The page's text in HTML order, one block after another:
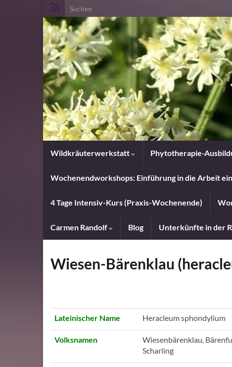
Search for:
Wildkräuterwerkstatt Phytotherapie-
Wochenendworkshops: Einführung in die Arbeit
4 Tage Intensiv-Kurs (Praxis-Wochenende)
Carmen Randolf Blog Unterkünfte in der
Wiesen-Bärenklau
Lateinischer Name Heracleum sphondylium
Volksnamen
Wiesenbärenklau,
Scharling